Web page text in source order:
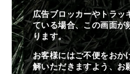
広告ブロッカーやトラッ
ている場合、この画面が
ります。
お客様にはご不便をおか
解いただきますよう、お